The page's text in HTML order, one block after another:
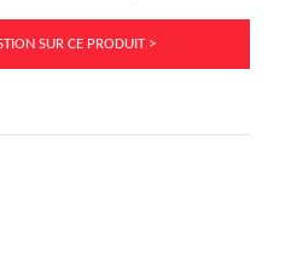
SUR CE PRODUIT >